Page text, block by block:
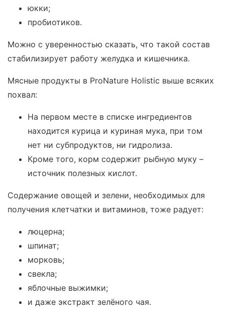
юкки;
пробиотиков.
Можно с уверенностью сказать, что такой состав
стабилизирует работу желудка и кишечника.
Мясные продукты в ProNature Holistic выше всяких
похвал:
На первом месте в списке ингредиентов
находится курица и куриная мука, при том
нет ни субпродуктов, ни гидролиза.
Кроме того, корм содержит рыбную муку –
источник полезных кислот.
Содержание овощей и зелени, необходимых для
получения клетчатки и витаминов, тоже радует:
люцерна;
шпинат;
морковь;
свекла;
яблочные выжимки;
и даже экстракт зелёного чая.